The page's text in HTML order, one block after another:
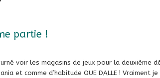
partie !
voir les magasins de jeux pour la deuxième
et comme d’habitude QUE DALLE ! Vraiment